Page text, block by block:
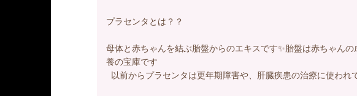
プラセンタとは？？
母体と赤ちゃんを結ぶ胎盤からのエキスです✨胎盤は赤ちゃん
養の宝庫です
以前からプラセンタは更年期障害や、肝臓疾患の治療に使われ